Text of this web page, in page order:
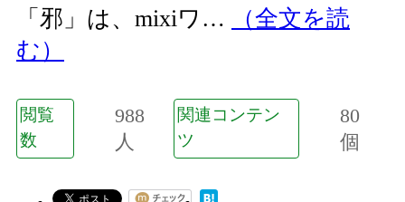
「邪」は、mixiワ…
（全文を読
む）
閲覧
数
988
人
関連コンテン
ツ
80
個